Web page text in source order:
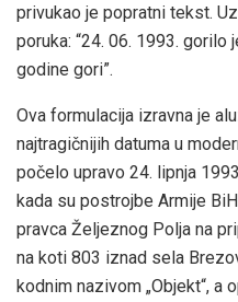
privukao je popratni tekst.
poruka: “24. 06. 1993. gorilo
godine gori”.
Ova formulacija izravna je
najtragičnijih datuma u
počelo upravo 24. lipnja
kada su postrojbe Armije
pravca Željeznog Polja na
na koti 803 iznad sela
kodnim nazivom „Objekt“, a